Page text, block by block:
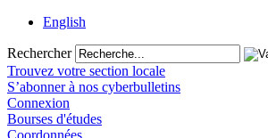
English
Rechercher
Trouvez votre section locale
S’abonner à nos cyberbulletins
Connexion
Bourses d'études
Coordonnées